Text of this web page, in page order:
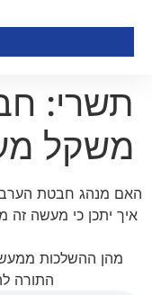
תשרי:
משקל
האם מנהג חבטת
איך יתכן כי מעשה זה
מהן ההשלכות
התורה